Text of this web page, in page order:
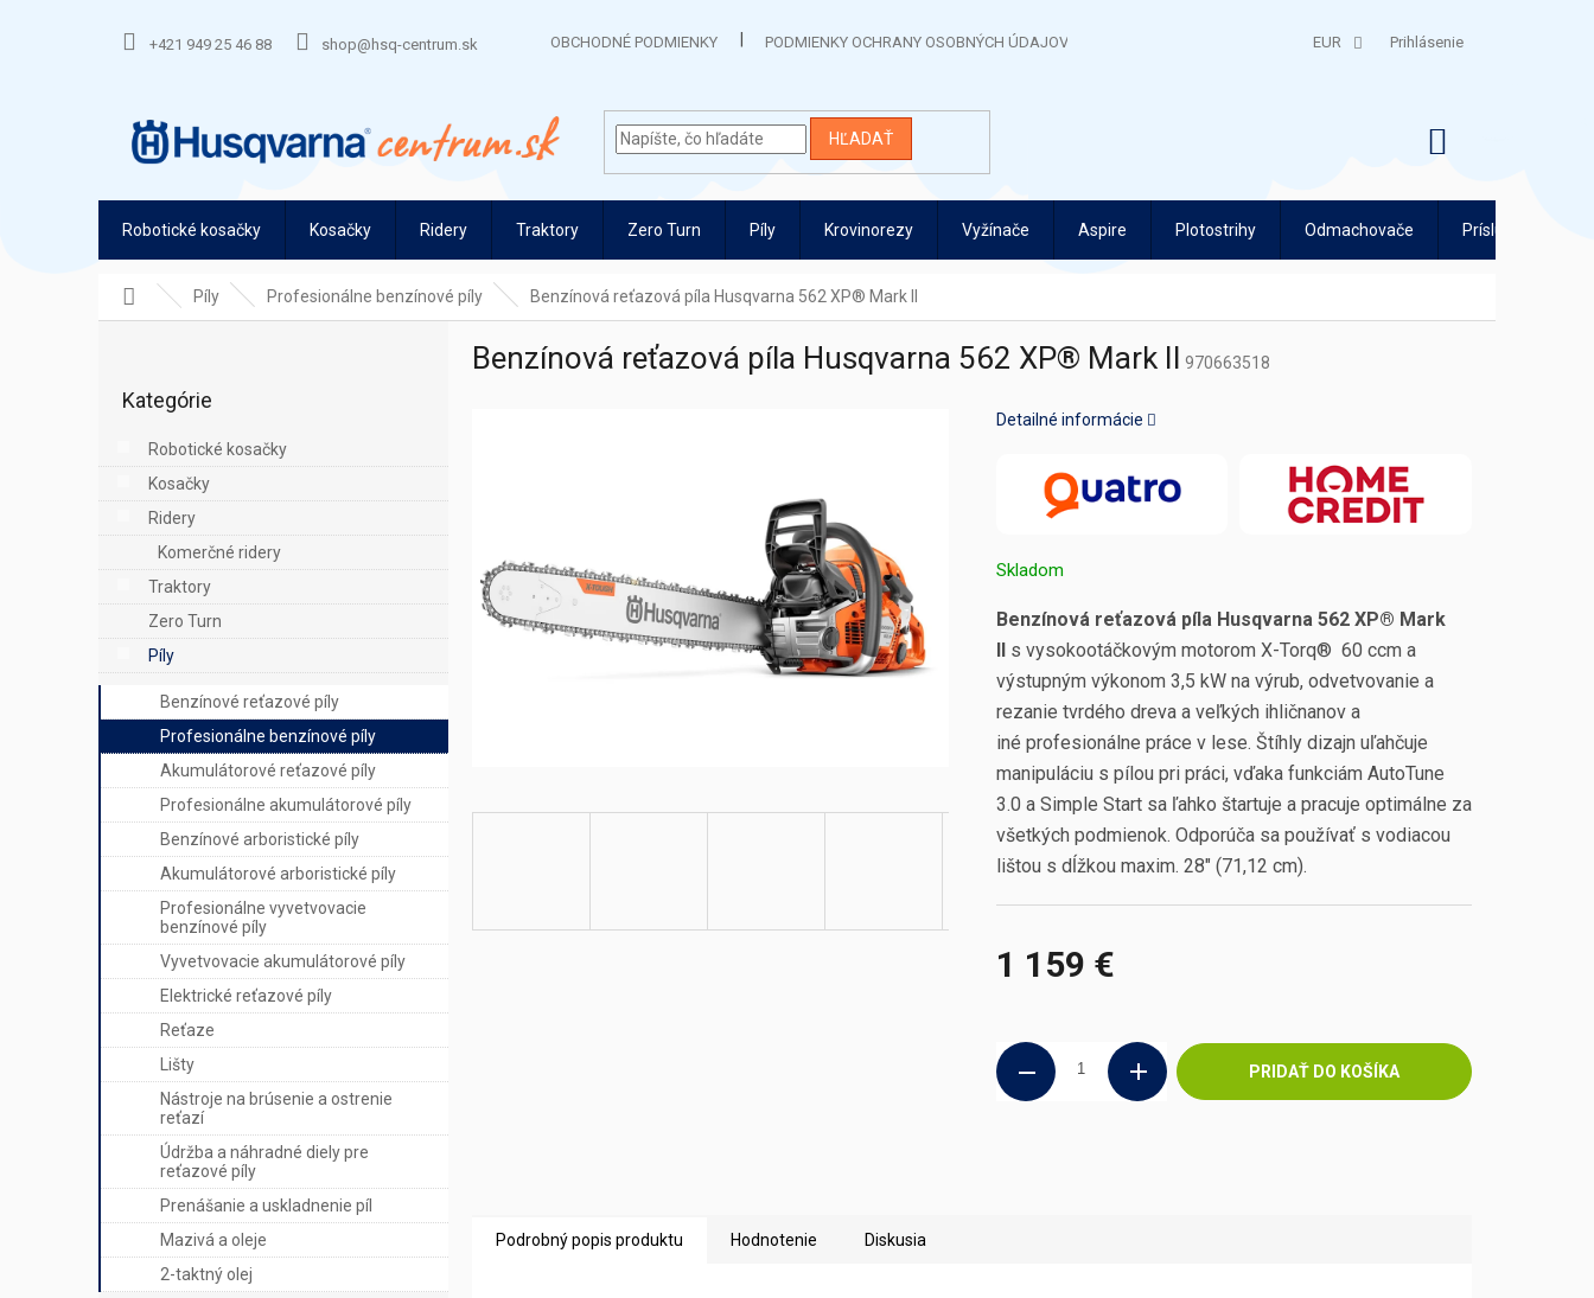
+421 949 25 46 88 shop@hsq-centrum.sk OBCHODNÉ PODMIENKY PODMIENKY OCHRANY OSOBNÝCH ÚDAJOV EUR Prihlásenie
HĽADAŤ
Robotické kosačky Kosačky Ridery Traktory Zero Turn Píly Krovinorezy Vyžínače Aspire Plotostrihy Odmachovače Príslušenstvo
DomovPíly Profesionálne benzínové píly Benzínová reťazová píla Husqvarna 562 XP® Mark II
p
e
l
kategórie
Kategórie
Robotické kosačky
Kosačky
Ridery
Komerčné ridery
Traktory
Zero Turn
Píly
Benzínové reťazové píly
Profesionálne benzínové píly
Akumulátorové reťazové píly
Profesionálne akumulátorové píly
Benzínové arboristické píly
Akumulátorové arboristické píly
Profesionálne vyvetvovacie
benzínové píly
Vyvetvovacie akumulátorové píly
Elektrické reťazové píly
Reťaze
Lišty
Nástroje na brúsenie a ostrenie
reťazí
Údržba a náhradné diely pre
reťazové píly
Prenášanie a uskladnenie píl
Mazivá a oleje
2-taktný olej
Benzínová reťazová píla Husqvarna 562 XP® Mark II 970663518
1 159 €
Skladom
PRIDAŤ DO KOŠÍKA
Benzínová reťazová píla Husqvarna 562 XP® Mark
IIs vysokootáčkovým motorom X-Torq® 60 ccm a
výstupným výkonom 3,5 kW na výrub, odvetvovanie a
rezanie tvrdého dreva a veľkých ihličnanov a
iné profesionálne práce v lese. Štíhly dizajn uľahčuje
manipuláciu s pílou pri práci, vďaka funkciám AutoTune
3.0 a Simple Start sa ľahko štartuje a pracuje optimálne za
všetkých podmienok. Odporúča sa používať s vodiacou
lištou s dĺžkou maxim. 28" (71,12 cm).
Detailné informácie
Podrobný popis produktu Hodnotenie Diskusia